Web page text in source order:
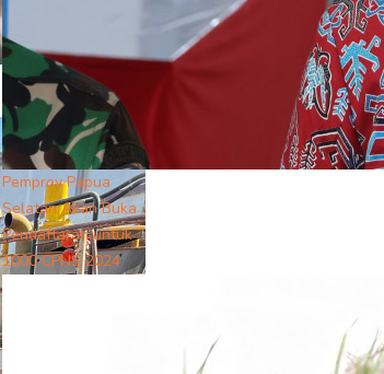
Pemprov Papua
Selatan Akan Buka
Pendaftaran untuk
1000 CPNS 2024